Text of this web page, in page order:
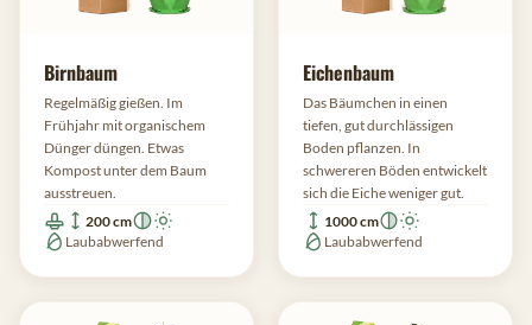
Birnbaum
Regelmäßig gießen. Im
Frühjahr mit organischem
Dünger düngen. Etwas
Kompost unter dem Baum
ausstreuen.
200 cm
Laubabwerfend
Eichenbaum
Das Bäumchen in einen
tiefen, gut durchlässigen
Boden pflanzen. In
schwereren Böden entwickelt
sich die Eiche weniger gut.
1000 cm
Laubabwerfend